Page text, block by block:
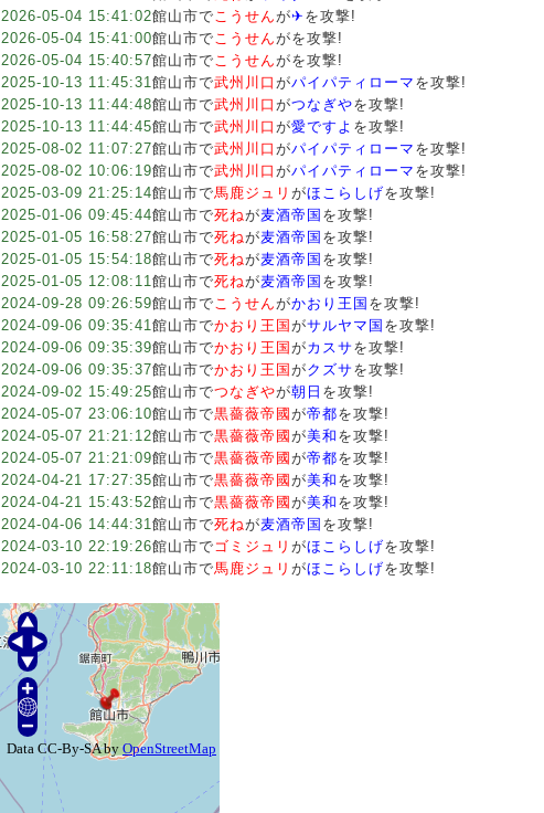
2026-05-04 15:41:02館山市でこうせんが✈︎ を攻撃!
2026-05-04 15:41:00館山市でこうせんがを攻撃!
2026-05-04 15:40:57館山市でこうせんがを攻撃!
2025-10-13 11:45:31館山市で武州川口 がパイパティローマ を攻撃!
2025-10-13 11:44:48館山市で武州川口 がつなぎやを攻撃!
2025-10-13 11:44:45館山市で武州川口 が愛ですよ を攻撃!
2025-08-02 11:07:27館山市で武州川口 がパイパティローマ を攻撃!
2025-08-02 10:06:19館山市で武州川口 がパイパティローマ を攻撃!
2025-03-09 21:25:14館山市で馬鹿ジュリ がほこらしげを攻撃!
2025-01-06 09:45:44館山市で死ねが麦酒帝国 を攻撃!
2025-01-05 16:58:27館山市で死ねが麦酒帝国 を攻撃!
2025-01-05 15:54:18館山市で死ねが麦酒帝国 を攻撃!
2025-01-05 12:08:11館山市で死ねが麦酒帝国 を攻撃!
2024-09-28 09:26:59館山市でこうせんがかおり王国 を攻撃!
2024-09-06 09:35:41館山市でかおり王国 がサルヤマ国 を攻撃!
2024-09-06 09:35:39館山市でかおり王国 がカスサを攻撃!
2024-09-06 09:35:37館山市でかおり王国 がクズサを攻撃!
2024-09-02 15:49:25館山市でつなぎやが朝日 を攻撃!
2024-05-07 23:06:10館山市で黒薔薇帝國 が帝都を攻撃!
2024-05-07 21:21:12館山市で黒薔薇帝國 が美和 を攻撃!
2024-05-07 21:21:09館山市で黒薔薇帝國 が帝都を攻撃!
2024-04-21 17:27:35館山市で黒薔薇帝國 が美和 を攻撃!
2024-04-21 15:43:52館山市で黒薔薇帝國 が美和 を攻撃!
2024-04-06 14:44:31館山市で死ねが麦酒帝国 を攻撃!
2024-03-10 22:19:26館山市でゴミジュリ がほこらしげを攻撃!
2024-03-10 22:11:18館山市で馬鹿ジュリ がほこらしげを攻撃!